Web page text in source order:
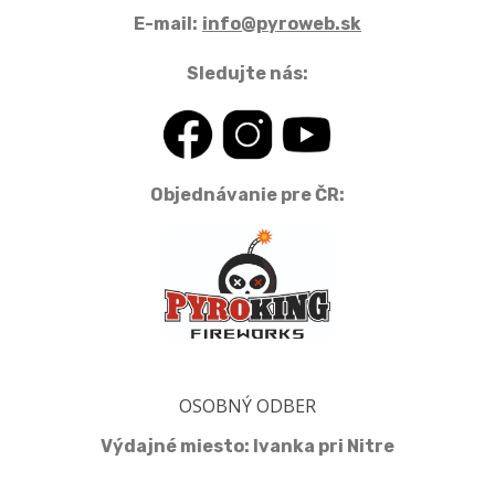
E-mail: info@pyroweb.sk
Sledujte nás:
Objednávanie pre ČR:
OSOBNÝ ODBER
Výdajné miesto: Ivanka pri Nitre